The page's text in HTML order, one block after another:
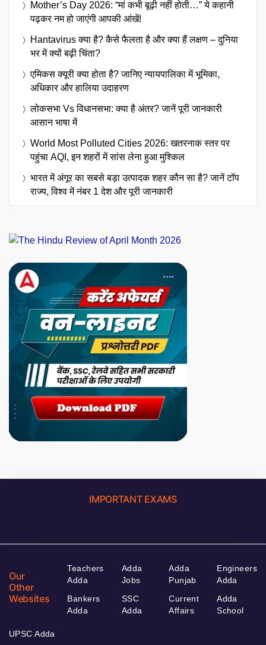
Mother’s Day 2026: “मां कभी बूढ़ी नहीं होती…” ये कहानी
पढ़कर नम हो जाएंगी आपकी आंखें!
Hantavirus क्या है? कैसे फैलता है और क्या हैं लक्षण – दुनिया
भर में क्यों बढ़ी चिंता?
एमिकस क्यूरी क्या होता है? जानिए न्यायपालिका में भूमिका,
अधिकार और हालिया उदाहरण
लोकसभा Vs विधानसभा: क्या है अंतर? जानें पूरी जानकारी
आसान भाषा में
World Most Polluted Cities 2026: खतरनाक स्तर पर
पहुंचा AQI, इन शहरों में सांस लेना हुआ मुश्किल
भारत में अंगूर का सबसे बड़ा उत्पादक शहर कौन सा है? जानें टॉप
राज्य, विश्व में नंबर 1 देश और पूरी जानकारी
IMPORTANT EXAMS
Our
Other
Websites
Teachers
Adda
Bankers
Adda
Adda
Jobs
SSC
Adda
Adda
Punjab
Current
Affairs
Engineers
Adda
Adda
School
UPSC Adda